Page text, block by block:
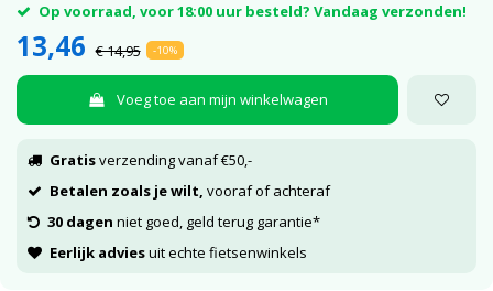
Op voorraad, voor 18:00 uur besteld? Vandaag verzonden!
13,46 € 14,95 -10%
Voeg toe aan mijn winkelwagen
Gratisverzending vanaf €50,-
Betalen zoals je wilt, vooraf of achteraf
30 dagen niet goed, geld terug garantie*
Eerlijk adviesuit echte fietsenwinkels